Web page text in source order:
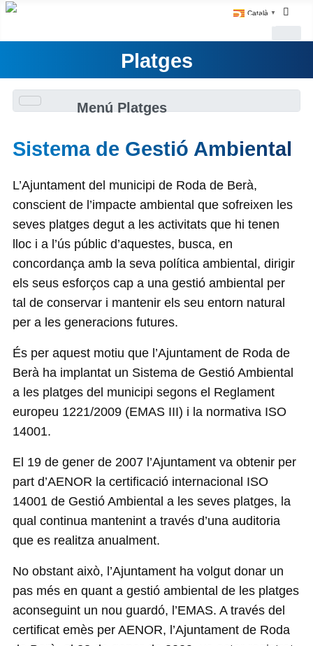
Català ▼
Platges
Menú Platges
Sistema de Gestió Ambiental
L’Ajuntament del municipi de Roda de Berà,
conscient de l’impacte ambiental que sofreixen les
seves platges degut a les activitats que hi tenen
lloc i a l’ús públic d’aquestes, busca, en
concordança amb la seva política ambiental, dirigir
els seus esforços cap a una gestió ambiental per
tal de conservar i mantenir els seu entorn natural
per a les generacions futures.
És per aquest motiu que l’Ajuntament de Roda de
Berà ha implantat un Sistema de Gestió Ambiental
a les platges del municipi segons el Reglament
europeu 1221/2009 (EMAS III) i la normativa ISO
14001.
El 19 de gener de 2007 l’Ajuntament va obtenir per
part d’AENOR la certificació internacional ISO
14001 de Gestió Ambiental a les seves platges, la
qual continua mantenint a través d’una auditoria
que es realitza anualment.
No obstant això, l’Ajuntament ha volgut donar un
pas més en quant a gestió ambiental de les platges
aconseguint un nou guardó, l’EMAS. A través del
certificat emès per AENOR, l’Ajuntament de Roda